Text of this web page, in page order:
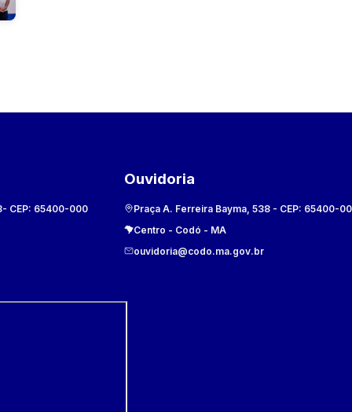
- CEP: 65400-000
Ouvidoria
Praça A. Ferreira Bayma, 538- CEP: 65400-
Centro - Codó - MA
ouvidoria@codo.ma.gov.br